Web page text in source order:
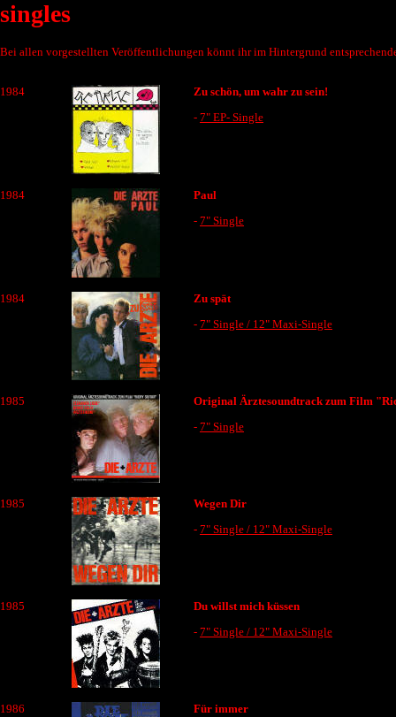
singles
Bei allen vorgestellten Veröffentlichungen könnt ihr im Hintergrund
1984
Zu schön, um wahr zu sein!
- 7" EP- Single
1984
Paul
- 7" Single
1984
Zu spät
- 7" Single / 12" Maxi-Single
1985
Original Ärztesoundtrack zum Film
- 7" Single
1985
Wegen Dir
- 7" Single / 12" Maxi-Single
1985
Du willst mich küssen
- 7" Single / 12" Maxi-Single
1986
Für immer